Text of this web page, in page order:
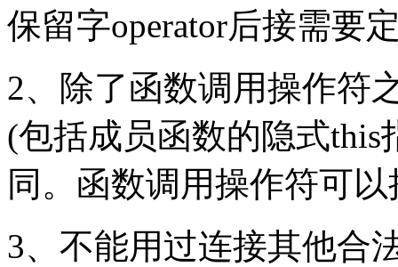
保留字operator后接需要
2、除了函数调用操作符
(包括成员函数的隐式
同。函数调用操作符可
3、不能用过连接其他合